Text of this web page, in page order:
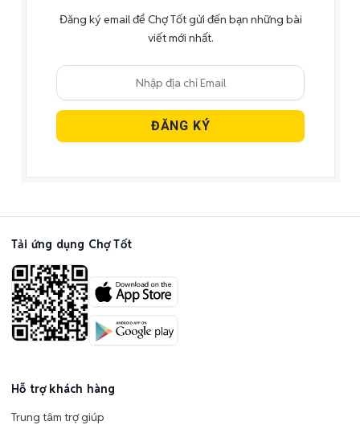
Đăng ký email để Chợ Tốt gửi đến bạn những bài
viết mới nhất.
Tải ứng dụng Chợ Tốt
Hỗ trợ khách hàng
Trung tâm trợ giúp